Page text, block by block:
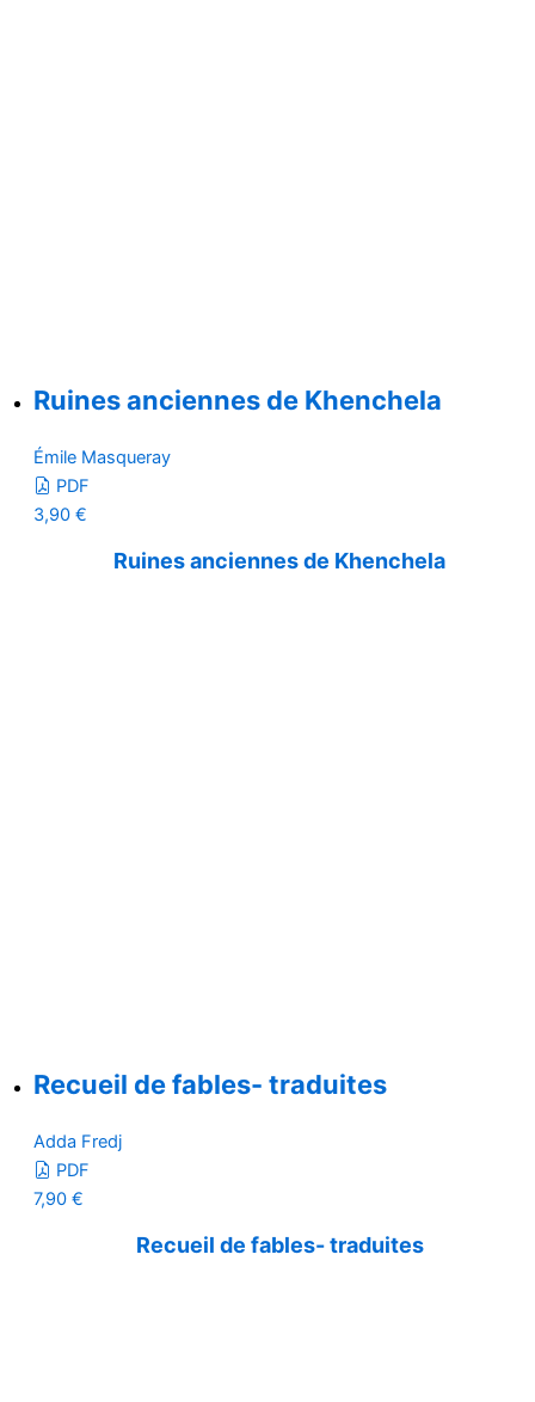
Ruines anciennes de Khenchela
Émile Masqueray
PDF
3,90 €
Ruines anciennes de Khenchela
Recueil de fables- traduites
Adda Fredj
PDF
7,90 €
Recueil de fables- traduites